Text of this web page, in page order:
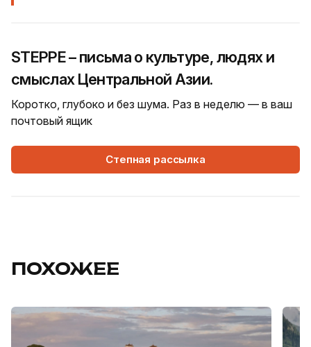
STEPPE – письма о культуре, людях и
смыслах Центральной Азии.
Коротко, глубоко и без шума. Раз в неделю — в ваш
почтовый ящик
Степная рассылка
ПОХОЖЕЕ